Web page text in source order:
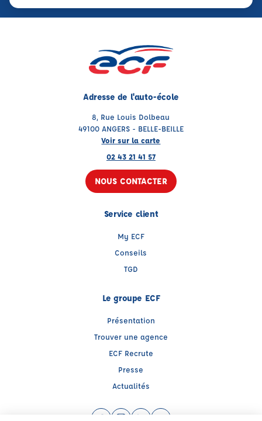
Adresse de l'auto-école
8, Rue Louis Dolbeau
49100 ANGERS - BELLE-BEILLE
Voir sur la carte
02 43 21 41 57
NOUS CONTACTER
Service client
My ECF
Conseils
TGD
Le groupe ECF
Présentation
Trouver une agence
ECF Recrute
Presse
Actualités